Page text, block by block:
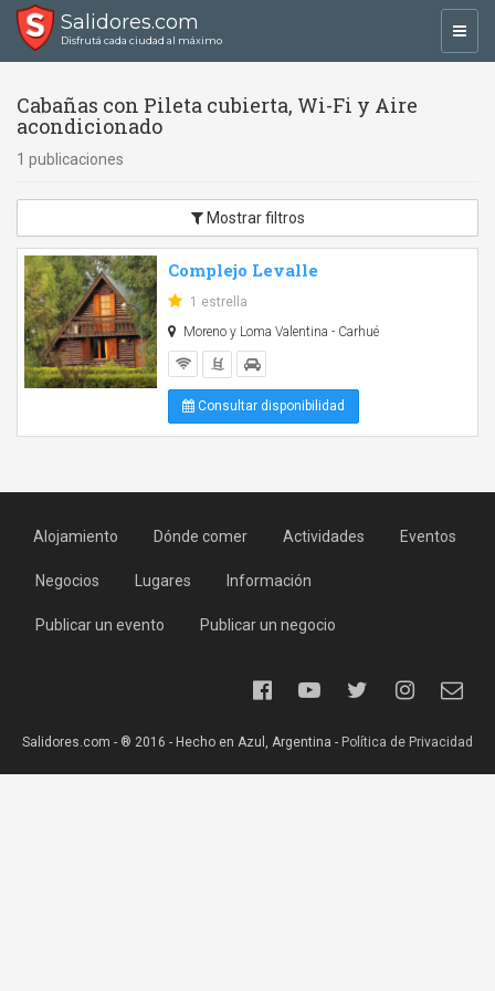
Salidores.com
Disfrutá cada ciudad al máximo
Cabañas con Pileta cubierta, Wi-Fi y Aire
acondicionado
1 publicaciones
Mostrar filtros
Complejo Levalle
1 estrella
Moreno y Loma Valentina - Carhué
Consultar disponibilidad
Alojamiento Dónde comer Actividades Eventos
Negocios Lugares Información
Publicar un evento Publicar un negocio
Salidores.com - ® 2016 - Hecho en Azul, Argentina - Política de Privacidad